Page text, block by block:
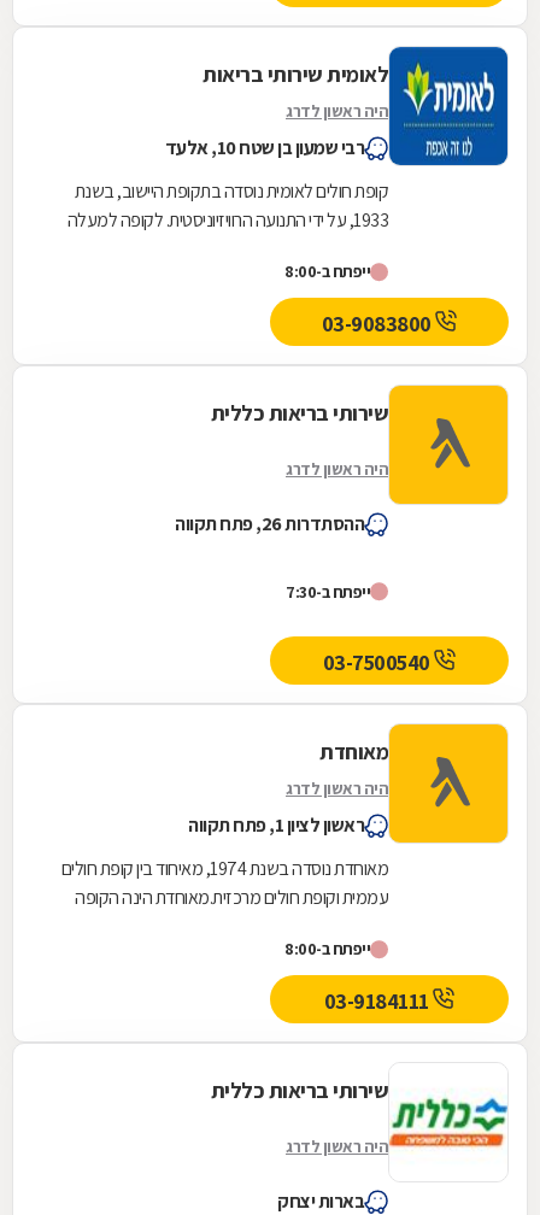
לאומית שירותי בריאות
היה ראשון לדרג
רבי שמעון בן שטח 10, אלעד
קופת חולים לאומית נוסדה בתקופת היישוב, בשנת
1933, על ידי התנועה הרוויזיוניסטית. לקופה למעלה
אחת...ייפתח ב-8:00
03-9083800
שירותי בריאות כללית
היה ראשון לדרג
ההסתדרות 26, פתח תקווה
ייפתח ב-7:30
03-7500540
מאוחדת
היה ראשון לדרג
ראשון לציון 1, פתח תקווה
מאוחדת נוסדה בשנת 1974, מאיחוד בין קופת חולים
עממית וקופת חולים מרכזית.מאוחדת הינה הקופה
מעגל...
ייפתח ב-8:00
03-9184111
שירותי בריאות כללית
היה ראשון לדרג
בארות יצחק